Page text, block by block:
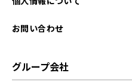
お問い合わせ
グループ会社